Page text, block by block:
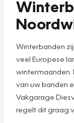
Winterbanden
veel Europese
wintermaanden.
van uw banden
Vakgarage
regelt dit graag